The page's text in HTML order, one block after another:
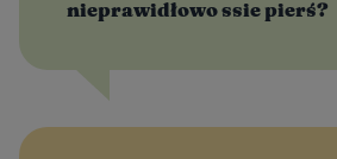
nieprawidłowo ssie pierś?